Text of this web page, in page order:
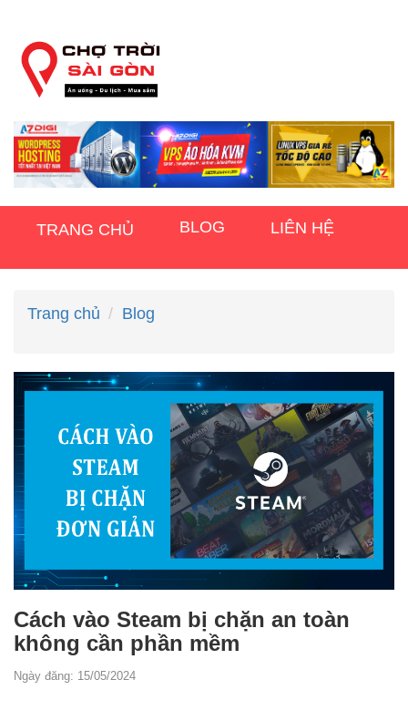
TRANG CHỦ BLOG LIÊN HỆ
Trang chủ Blog
Cách vào Steam bị chặn an toàn
không cần phần mềm
Ngày đăng: 15/05/2024